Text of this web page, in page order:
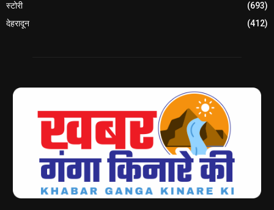
स्टोरी
(693)
देहरादून
(412)